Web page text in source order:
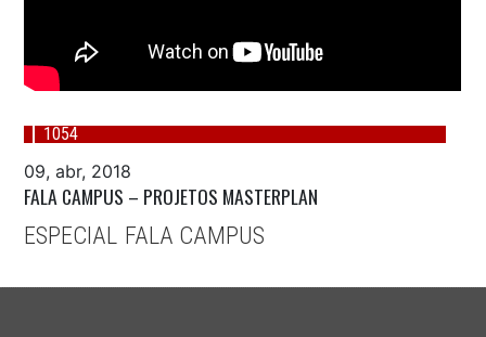
1054
09, abr, 2018
FALA CAMPUS – PROJETOS MASTERPLAN
ESPECIAL FALA CAMPUS